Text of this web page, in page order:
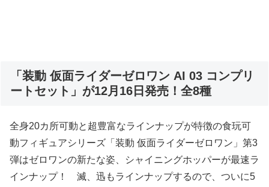
「装動 仮面ライダーゼロワン AI 03 コンプリ
ートセット」が12月16日発売！全8種
全身20カ所可動と超豊富なラインナップが特徴の食玩可
動フィギュアシリーズ「装動 仮面ライダーゼロワン」第3
弾はゼロワンの新たな姿、シャイニングホッパーが最速ラ
インナップ！ 滅、迅もラインナップするので、ついに5